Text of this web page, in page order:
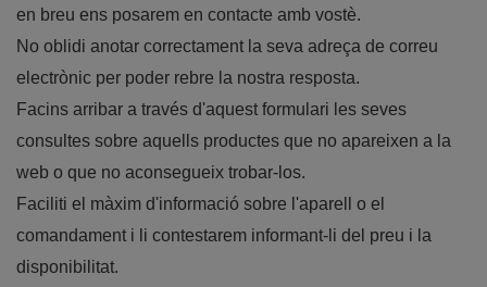
en breu ens posarem en contacte amb vostè.
No oblidi anotar correctament la seva adreça de correu
electrònic per poder rebre la nostra resposta.
Facins arribar a través d'aquest formulari les seves
consultes sobre aquells productes que no apareixen a la
web o que no aconsegueix trobar-los.
Faciliti el màxim d'informació sobre l'aparell o el
comandament i li contestarem informant-li del preu i la
disponibilitat.